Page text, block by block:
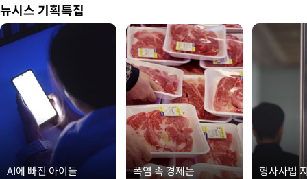
뉴시스 기획특집
AI에 빠진 아이들 폭염 속 경제는 형사사법